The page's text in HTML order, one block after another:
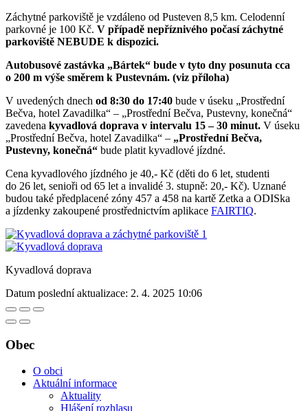
Záchytné parkoviště je vzdáleno od Pusteven 8,5 km. Celodenní
parkovné je 100 Kč. V případě nepříznivého počasí záchytné
parkoviště NEBUDE k dispozici.
Autobusové zastávka „Bártek“ bude v tyto dny posunuta cca
o 200 m výše směrem k Pustevnám. (viz příloha)
V uvedených dnech od 8:30 do 17:40 bude v úseku „Prostřední
Bečva, hotel Zavadilka“ – „Prostřední Bečva, Pustevny, konečná“
zavedena kyvadlová doprava v intervalu 15 – 30 minut. V úseku
„Prostřední Bečva, hotel Zavadilka“ – „Prostřední Bečva,
Pustevny, konečná“ bude platit kyvadlové jízdné.
Cena kyvadlového jízdného je 40,- Kč (děti do 6 let, studenti
do 26 let, senioři od 65 let a invalidé 3. stupně: 20,- Kč). Uznané
budou také předplacené zóny 457 a 458 na kartě Zetka a ODISka
a jízdenky zakoupené prostřednictvím aplikace FAIRTIQ.
Kyvadlová doprava
Datum poslední aktualizace: 2. 4. 2025 10:06
Obec
O obci
Aktuální informace
Aktuality
Hlášení rozhlasu